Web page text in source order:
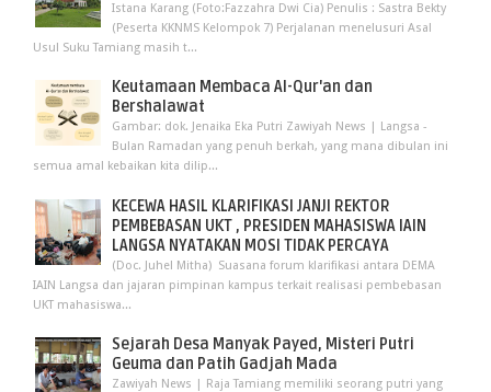
Istana Karang (Foto:Fazzahra Dwi Cia) Penulis : Sastra Bekty
(Peserta KKNMS Kelompok 7) Perjalanan menelusuri Asal
Usul Suku Tamiang masih t...
Keutamaan Membaca Al-Qur'an dan
Bershalawat
Gambar: dok. Jenaika Eka Putri Zawiyah News | Langsa -
Bulan Ramadan yang penuh berkah, yang mana dibulan ini
semua amal kebaikan kita dilip...
KECEWA HASIL KLARIFIKASI JANJI REKTOR
PEMBEBASAN UKT , PRESIDEN MAHASISWA IAIN
LANGSA NYATAKAN MOSI TIDAK PERCAYA
(Doc. Juhel Mitha) Suasana forum klarifikasi antara DEMA
IAIN Langsa dan jajaran pimpinan kampus terkait realisasi pembebasan
UKT mahasiswa...
Sejarah Desa Manyak Payed, Misteri Putri
Geuma dan Patih Gadjah Mada
Zawiyah News | Raja Tamiang memiliki seorang putri yang